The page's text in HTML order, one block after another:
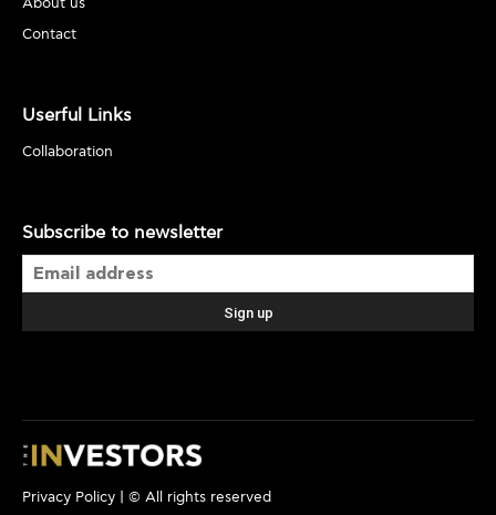
About us
Contact
Userful Links
Collaboration
Subscribe to newsletter
Privacy Policy | © All rights reserved